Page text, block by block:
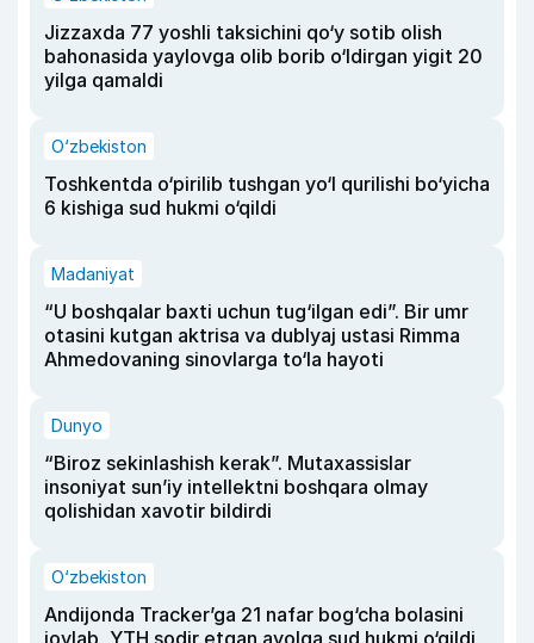
Jizzaxda 77 yoshli taksichini qo‘y sotib olish
bahonasida yaylovga olib borib o‘ldirgan yigit 20
yilga qamaldi
O‘zbekiston
Toshkentda o‘pirilib tushgan yo‘l qurilishi bo‘yicha
6 kishiga sud hukmi o‘qildi
Madaniyat
“U boshqalar baxti uchun tug‘ilgan edi”. Bir umr
otasini kutgan aktrisa va dublyaj ustasi Rimma
Ahmedovaning sinovlarga to‘la hayoti
Dunyo
“Biroz sekinlashish kerak”. Mutaxassislar
insoniyat sun’iy intellektni boshqara olmay
qolishidan xavotir bildirdi
O‘zbekiston
Andijonda Tracker’ga 21 nafar bog‘cha bolasini
joylab, YTH sodir etgan ayolga sud hukmi o‘qildi